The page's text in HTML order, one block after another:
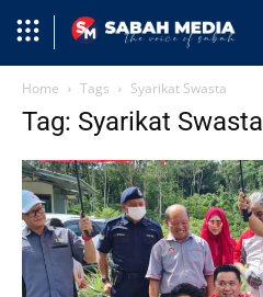
Home Tags Syarikat Swasta
Tag: Syarikat Swasta